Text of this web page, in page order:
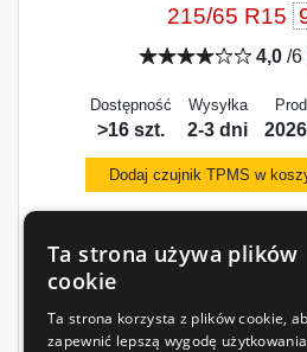
215/65 R15
4,0/6
Dostępność
>16 szt.
Wysyłka
2-3 dni
Dodaj czujnik TPMS w
Ta strona używa plików
cookie
Ta strona korzysta z plików cookie,
zapewnić lepszą wygodę